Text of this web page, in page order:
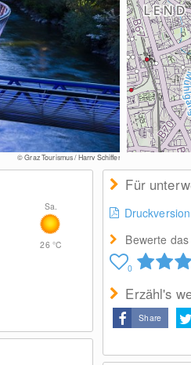
© Graz Tourismus / Harry Schiffer
Sa.
26 °C
Für
Bewerte
0
Erzähl's
Share